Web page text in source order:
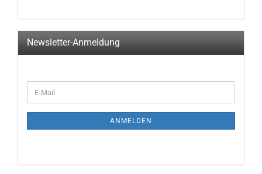
Newsletter-Anmeldung
ZUR
E-
Mail
ANMELDEN